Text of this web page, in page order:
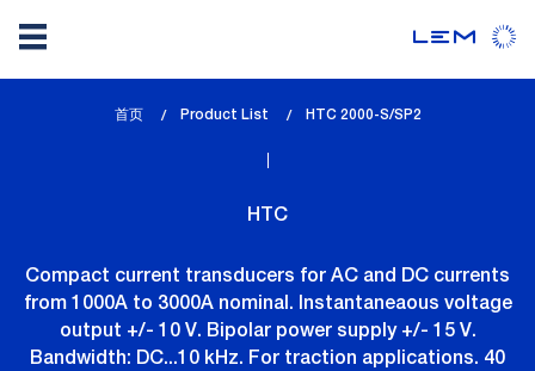
首页 Product List
lem_current_page
HTC 2000-S/SP2
HTC
Compact current transducers for AC and DC currents
from 1000A to 3000A nominal. Instantaneaous voltage
output +/- 10 V. Bipolar power supply +/- 15 V.
Bandwidth: DC...10 kHz. For traction applications. 40